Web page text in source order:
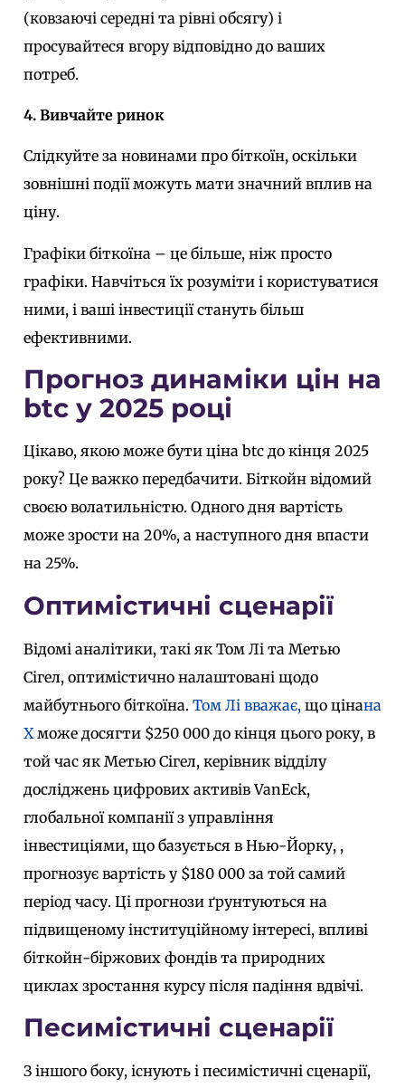
(ковзаючі середні та рівні обсягу) і
просувайтеся вгору відповідно до ваших
потреб.
4. Вивчайте ринок
Слідкуйте за новинами про біткоїн, оскільки
зовнішні події можуть мати значний вплив на
ціну.
Графіки біткоїна – це більше, ніж просто
графіки. Навчіться їх розуміти і користуватися
ними, і ваші інвестиції стануть більш
ефективними.
Прогноз динаміки цін на
btc у 2025 році
Цікаво, якою може бути ціна btc до кінця 2025
року? Це важко передбачити. Біткойн відомий
своєю волатильністю. Одного дня вартість
може зрости на 20%, а наступного дня впасти
на 25%.
Оптимістичні сценарії
Відомі аналітики, такі як Том Лі та Метью
Сігел, оптимістично налаштовані щодо
майбутнього біткоїна. Том Лі вважає, що цінана
X може досягти $250 000 до кінця цього року, в
той час як Метью Сігел, керівник відділу
досліджень цифрових активів VanEck,
глобальної компанії з управління
інвестиціями, що базується в Нью-Йорку, ,
прогнозує вартість у $180 000 за той самий
період часу. Ці прогнози ґрунтуються на
підвищеному інституційному інтересі, впливі
біткойн-біржових фондів та природних
циклах зростання курсу після падіння вдвічі.
Песимістичні сценарії
З іншого боку, існують і песимістичні сценарії,